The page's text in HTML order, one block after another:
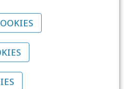
128 GB eMMC
11.6”HD IPS (1366
X 768) táctil 360º